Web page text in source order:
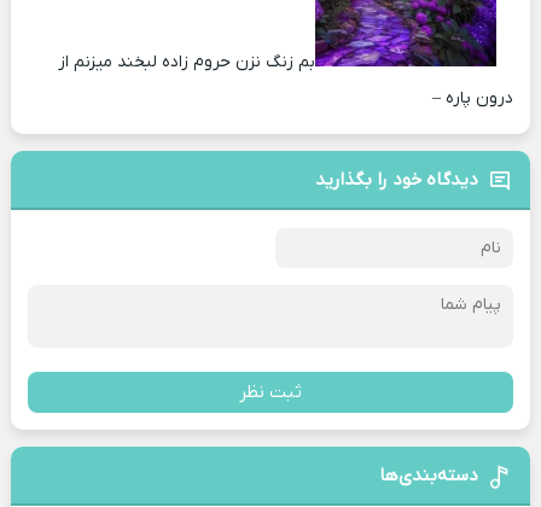
بم زنگ نزن حروم زاده لبخند میزنم از
درون پاره –
دیدگاه خود را بگذارید
ثبت نظر
دسته‌بندی‌ها